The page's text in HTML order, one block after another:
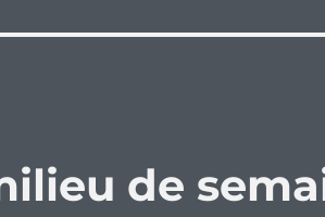
de